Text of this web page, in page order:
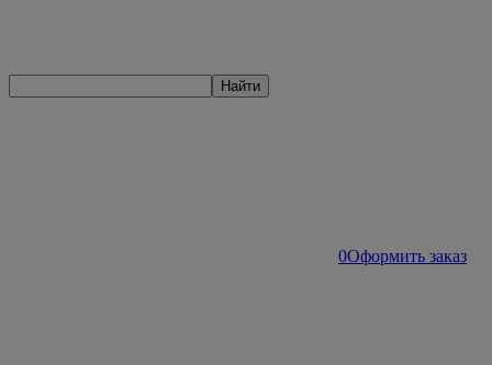
Найти
0Оформить заказ